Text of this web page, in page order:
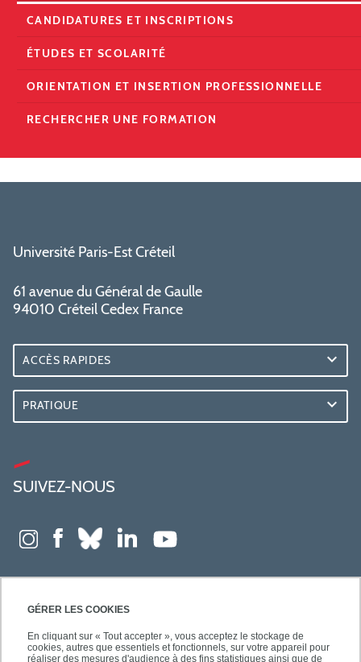
GÉRER LES COOKIES
En cliquant sur « Tout accepter », vous acceptez le stockage de
cookies, autres que essentiels et fonctionnels, sur votre appareil pour
réaliser des mesures d'audience à des fins statistiques ainsi que de
CANDIDATURES ET INSCRIPTIONS
ÉTUDES ET SCOLARITÉ
ORIENTATION ET INSERTION PROFESSIONNELLE
RECHERCHER UNE FORMATION
Université Paris-Est Créteil
61 avenue du Général de Gaulle
94010 Créteil Cedex France
ACCÈS RAPIDES
PRATIQUE
SUIVEZ-NOUS